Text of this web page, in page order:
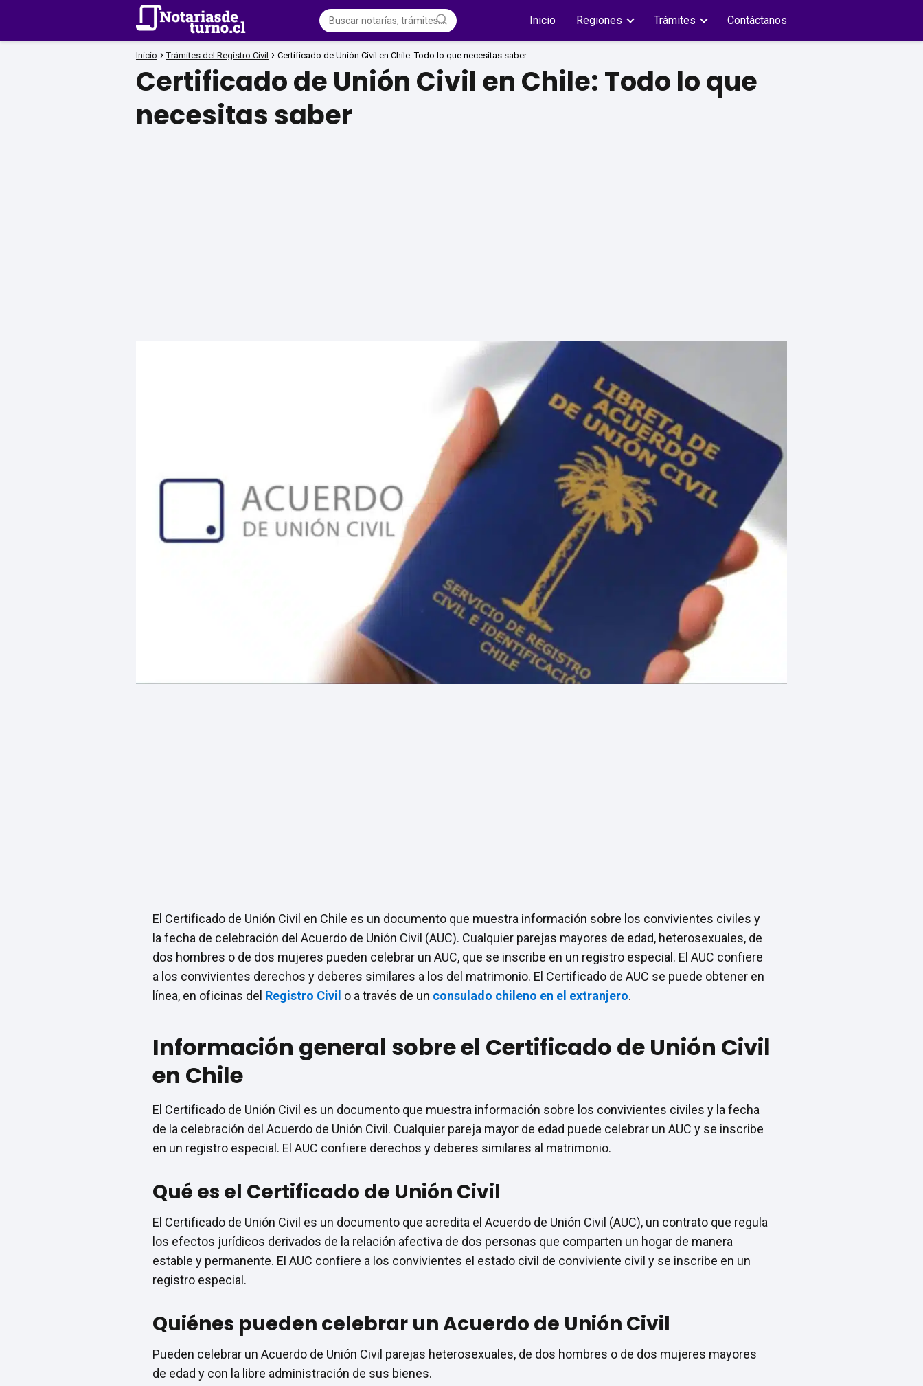
Inicio Regiones Trámites Contáctanos
Inicio Trámites del Registro Civil Certificado de Unión Civil en Chile: Todo lo que necesitas saber
Certificado de Unión Civil en Chile: Todo lo que
necesitas saber
El Certificado de Unión Civil en Chile es un documento que muestra información sobre los convivientes civiles y
la fecha de celebración del Acuerdo de Unión Civil (AUC). Cualquier parejas mayores de edad, heterosexuales, de
dos hombres o de dos mujeres pueden celebrar un AUC, que se inscribe en un registro especial. El AUC confiere
a los convivientes derechos y deberes similares a los del matrimonio. El Certificado de AUC se puede obtener en
línea, en oficinas del Registro Civil o a través de un consulado chileno en el extranjero.
Información general sobre el Certificado de Unión Civil
en Chile
El Certificado de Unión Civil es un documento que muestra información sobre los convivientes civiles y la fecha
de la celebración del Acuerdo de Unión Civil. Cualquier pareja mayor de edad puede celebrar un AUC y se inscribe
en un registro especial. El AUC confiere derechos y deberes similares al matrimonio.
Qué es el Certificado de Unión Civil
El Certificado de Unión Civil es un documento que acredita el Acuerdo de Unión Civil (AUC), un contrato que regula
los efectos jurídicos derivados de la relación afectiva de dos personas que comparten un hogar de manera
estable y permanente. El AUC confiere a los convivientes el estado civil de conviviente civil y se inscribe en un
registro especial.
Quiénes pueden celebrar un Acuerdo de Unión Civil
Pueden celebrar un Acuerdo de Unión Civil parejas heterosexuales, de dos hombres o de dos mujeres mayores
de edad y con la libre administración de sus bienes.